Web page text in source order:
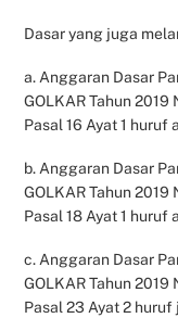
Dasar yang juga
a. Anggaran Dasar
GOLKAR Tahun
Pasal 16 Ayat 1 huruf
b. Anggaran Dasar
GOLKAR Tahun
Pasal 18 Ayat 1 huruf
c. Anggaran Dasar
GOLKAR Tahun
Pasal 23 Ayat 2 huruf